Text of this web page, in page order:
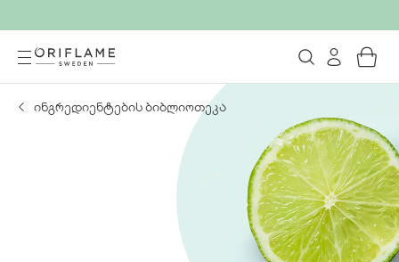
ინგრედიენტების ბიბლიოთეკა